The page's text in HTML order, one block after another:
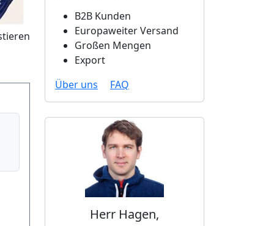
B2B Kunden
Europaweiter Versand
Großen Mengen
Export
Über uns
FAQ
Herr Hagen,